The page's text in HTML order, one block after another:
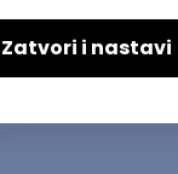
Beograd